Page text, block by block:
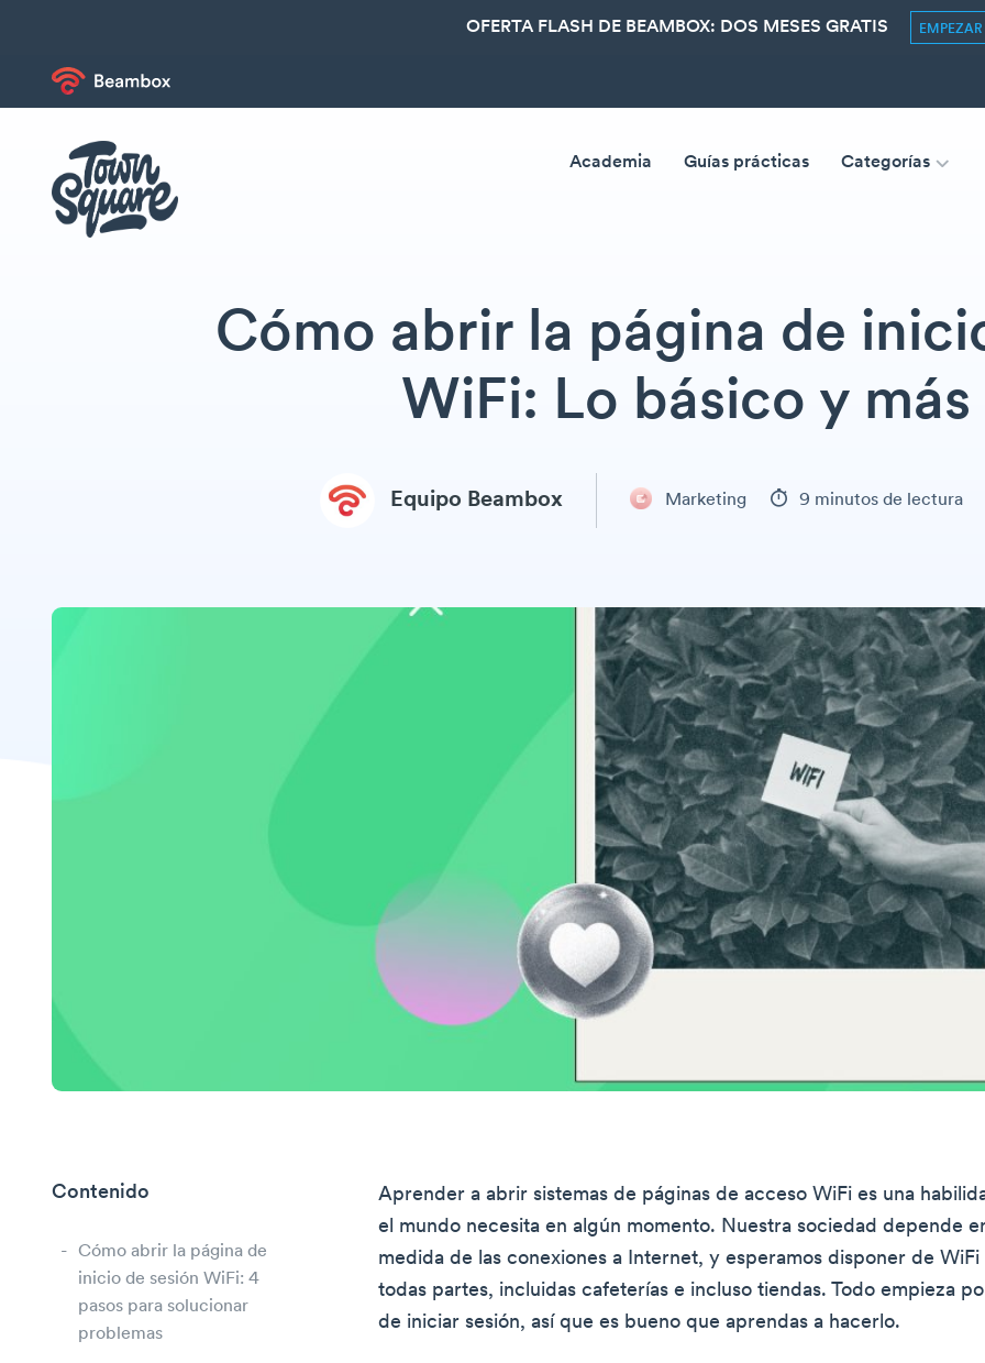
OFERTA FLASH DE BEAMBOX: DOS MESES GRATIS
Academia Guías prácticas Categorías
Cómo abrir la página de
WiFi: Lo básico y más
Equipo Beambox Marketing 9 minutos de lectura
Contenido
Cómo abrir la página de
inicio de sesión WiFi: 4
pasos para solucionar
problemas
Aprender a abrir sistemas de páginas de acceso WiFi es una
el mundo necesita en algún momento. Nuestra sociedad depende
medida de las conexiones a Internet, y esperamos disponer de
todas partes, incluidas cafeterías e incluso tiendas. Todo empieza
de iniciar sesión, así que es bueno que aprendas a hacerlo.